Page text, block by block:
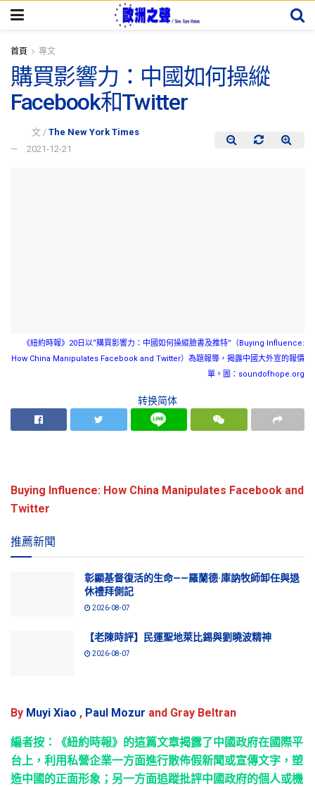
首頁 專文
購買影響力：中國如何操縱
Facebook和Twitter
文 / The New York Times
2021-12-21
《紐約時報》20日以“購買影響力：中國如何操縱臉書及推特”（Buying Influence:
How China Manipulates Facebook and Twitter）為題報導，揭露中國大外宣的報價
單。圖：soundofhope.org
转换简体
Buying Influence: How China Manipulates Facebook and
Twitter
推薦新聞
彰顯基督復活的生命——羅蘭德·庫訥牧師卸任與退
休禮拜側記
2026-08-07
【老陳時評】民運聖地萊比錫與劉曉波精神
2026-08-07
By Muyi Xiao , Paul Mozur and Gray Beltran
編者按：《紐約時報》的這篇文章揭露了中國政府在國際平
台上，利用私營企業一方面進行散佈假新聞或宣傳文字，塑
造中國的正面形象；另一方面追蹤批評中國政府的個人或機